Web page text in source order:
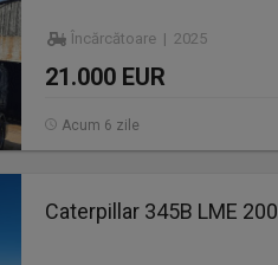
Încărcătoare | 2025
21.000 EUR
Acum 6 zile
Caterpillar 345B LME